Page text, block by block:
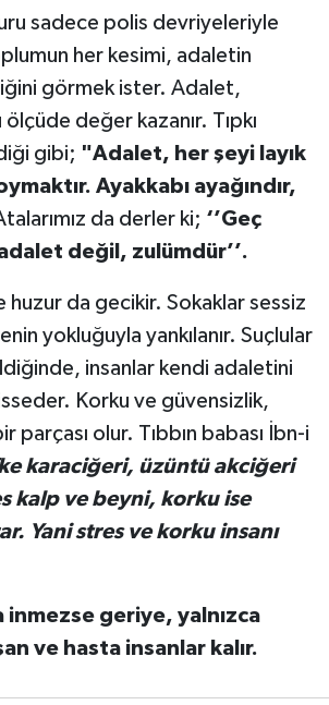
sadece polis devriyeleriyle
her kesimi, adaletin
görmek ister. Adalet,
ölçüde değer kazanır. Tıpkı
gibi; "Adalet, her şeyi layık
Ayakkabı ayağındır,
da derler ki; ‘’Geç
değil, zulümdür’’.
da gecikir. Sokaklar sessiz
yokluğuyla yankılanır. Suçlular
insanlar kendi adaletini
Korku ve güvensizlik,
parçası olur. Tıbbın babası İbn-i
karaciğeri, üzüntü akciğeri
kalp ve beyni, korku ise
Yani stres ve korku insanı
geriye, yalnızca
ve hasta insanlar kalır.